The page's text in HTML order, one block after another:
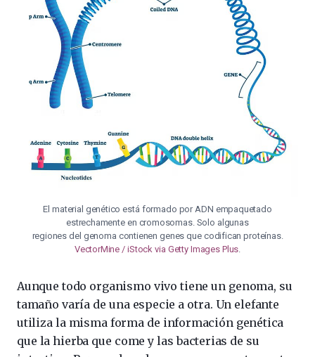
El material genético está formado por ADN empaquetado
estrechamente en cromosomas. Solo algunas
regiones del genoma contienen genes que codifican proteínas.
VectorMine / iStock via Getty Images Plus.
Aunque todo organismo vivo tiene un genoma, su
tamaño varía de una especie a otra. Un elefante
utiliza la misma forma de información genética
que la hierba que come y las bacterias de su